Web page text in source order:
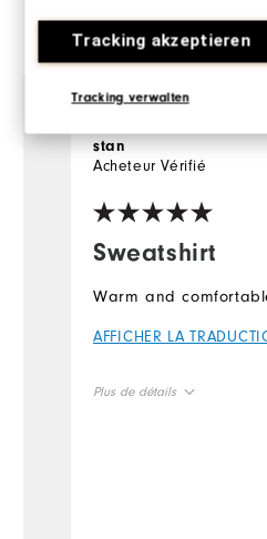
Tracking akzeptieren
Tracking verwalten
Commenté
View
Sweatshirt
stan
Acheteur Vérifié
Warm and
AFFICHER LA
Plus de détails